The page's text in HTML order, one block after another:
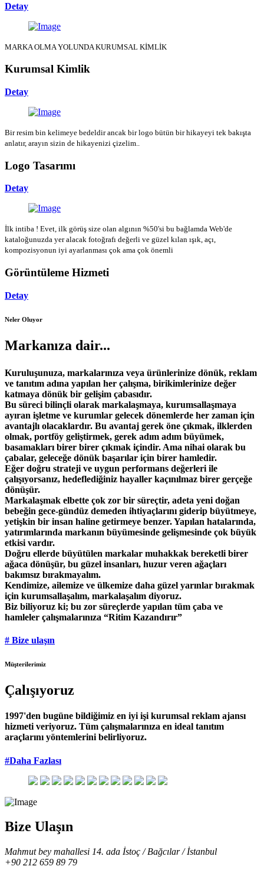
Detay
MARKA OLMA YOLUNDA KURUMSAL KİMLİK
Kurumsal Kimlik
Detay
Bir resim bin kelimeye bedeldir ancak bir logo bütün bir hikayeyi tek bakışta
anlatır, arayın sizin de hikayenizi çizelim..
Logo Tasarımı
Detay
İlk intiba ! Evet, ilk görüş size olan algının %50'si bu bağlamda Web'de
kataloğunuzda yer alacak fotoğrafı değerli ve güzel kılan ışık, açı,
kompozisyonun iyi ayarlanması çok ama çok önemli
Görüntüleme Hizmeti
Detay
Neler Oluyor
Markanıza dair...
Kuruluşunuza, markalarınıza veya ürünlerinize dönük, reklam
ve tanıtım adına yapılan her çalışma, birikimlerinize değer
katmaya dönük bir gelişim çabasıdır.
Bu süreci bilinçli olarak markalaşmaya, kurumsallaşmaya
ayıran işletme ve kurumlar gelecek dönemlerde her zaman için
avantajlı olacaklardır. Bu avantaj gerek öne çıkmak, ilklerden
olmak, portföy geliştirmek, gerek adım adım büyümek,
basamakları birer birer çıkmak içindir. Ama nihai olarak bu
çabalar, geleceğe dönük başarılar için birer hamledir.
Eğer doğru strateji ve uygun performans değerleri ile
çalışıyorsanız, hedeflediğiniz hayaller kaçınılmaz birer gerçeğe
dönüşür.
Markalaşmak elbette çok zor bir süreçtir, adeta yeni doğan
bebeğin gece-gündüz demeden ihtiyaçlarını giderip büyütmeye,
yetişkin bir insan haline getirmeye benzer. Yapılan hatalarında,
yatırımlarında markanın büyümesinde gelişmesinde çok büyük
etkisi vardır.
Doğru ellerde büyütülen markalar muhakkak bereketli birer
ağaca dönüşür, bu güzel insanları, huzur veren ağaçları
bakımsız bırakmayalım.
Kendimize, ailemize ve ülkemize daha güzel yarınlar bırakmak
için kurumsallaşalım, markalaşalım diyoruz.
Biz biliyoruz ki; bu zor süreçlerde yapılan tüm çaba ve
hamleler çalışmalarınıza “Ritim Kazandırır”
# Bize ulaşın
Müşterilerimiz
Çalışıyoruz
1997'den bugüne bildiğimiz en iyi işi kurumsal reklam ajansı
hizmeti veriyoruz. Tüm çalışmalarınıza en ideal tanıtım
araçlarını yöntemlerini belirliyoruz.
#Daha Fazlası
Bize Ulaşın
Mahmut bey mahallesi 14. ada İstoç / Bağcılar / İstanbul
+90 212 659 89 79